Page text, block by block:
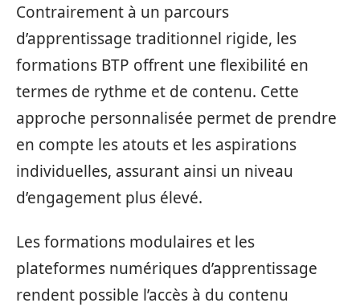
Contrairement à un parcours
d’apprentissage traditionnel rigide, les
formations BTP offrent une flexibilité en
termes de rythme et de contenu. Cette
approche personnalisée permet de prendre
en compte les atouts et les aspirations
individuelles, assurant ainsi un niveau
d’engagement plus élevé.
Les formations modulaires et les
plateformes numériques d’apprentissage
rendent possible l’accès à du contenu